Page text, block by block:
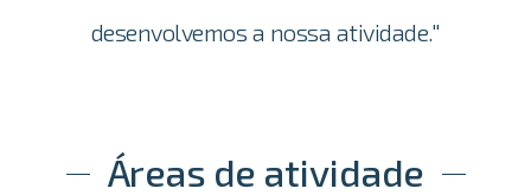
desenvolvemos a nossa atividade."
Áreas de atividade